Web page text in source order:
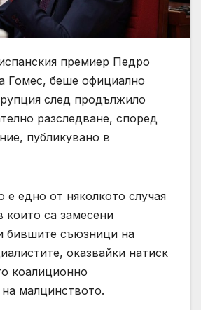
премиер Педро
Гомес, беше официално
след продължило
разследване, според
публикувано в
е едно от няколкото случая
които са замесени
бившите съюзници на
оказвайки натиск
коалиционно
малцинството.